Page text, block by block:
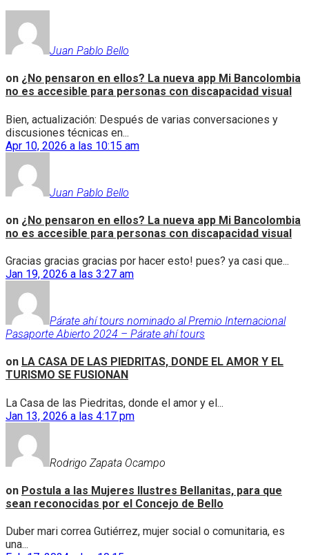
Juan Pablo Bello
on ¿No pensaron en ellos? La nueva app Mi Bancolombia
no es accesible para personas con discapacidad visual
Bien, actualización: Después de varias conversaciones y
discusiones técnicas en...
Apr 10, 2026 a las 10:15 am
Juan Pablo Bello
on ¿No pensaron en ellos? La nueva app Mi Bancolombia
no es accesible para personas con discapacidad visual
Gracias gracias gracias por hacer esto! pues? ya casi que...
Jan 19, 2026 a las 3:27 am
Párate ahí tours nominado al Premio Internacional
Pasaporte Abierto 2024 – Párate ahí tours
on LA CASA DE LAS PIEDRITAS, DONDE EL AMOR Y EL
TURISMO SE FUSIONAN
La Casa de las Piedritas, donde el amor y el...
Jan 13, 2026 a las 4:17 pm
Rodrigo Zapata Ocampo
on Postula a las Mujeres Ilustres Bellanitas, para que
sean reconocidas por el Concejo de Bello
Duber mari correa Gutiérrez, mujer social o comunitaria, es
una...